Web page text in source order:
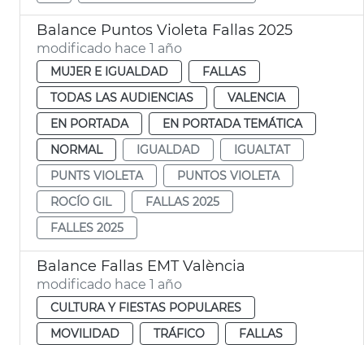
Balance Puntos Violeta Fallas 2025
modificado hace 1 año
MUJER E IGUALDAD
FALLAS
TODAS LAS AUDIENCIAS
VALENCIA
EN PORTADA
EN PORTADA TEMÁTICA
NORMAL
IGUALDAD
IGUALTAT
PUNTS VIOLETA
PUNTOS VIOLETA
ROCÍO GIL
FALLAS 2025
FALLES 2025
Balance Fallas EMT València
modificado hace 1 año
CULTURA Y FIESTAS POPULARES
MOVILIDAD
TRÁFICO FALLAS